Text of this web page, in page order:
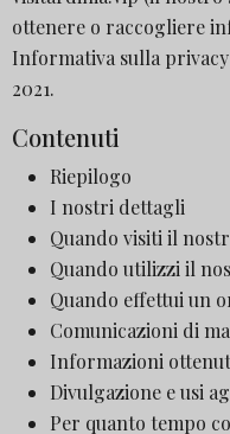
ottenere o raccogliere
Informativa sulla
2021.
Contenuti
Riepilogo
I nostri dettagli
Quando visiti il
Quando utilizzi il
Quando effettui un
Comunicazioni di
Informazioni
Divulgazione e usi
Per quanto tempo